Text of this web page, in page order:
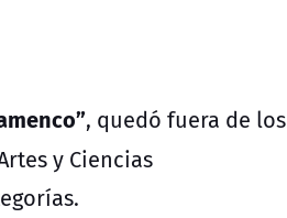
, quedó fuera de los
y Ciencias